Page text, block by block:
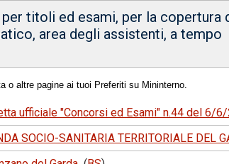
titoli ed esami, per la copertura
area degli assistenti, a tempo
o altre pagine ai tuoi Preferiti su Mininterno.
ufficiale "Concorsi ed Esami" n.44 del 6/
SOCIO-SANITARIA TERRITORIALE DEL